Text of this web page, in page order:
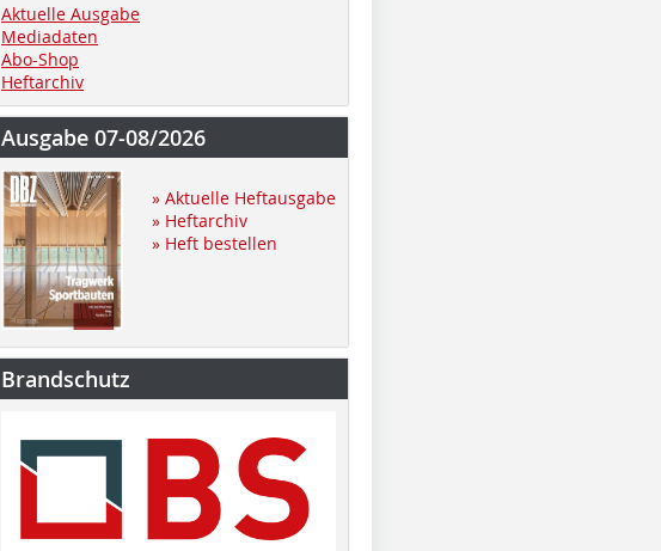
Aktuelle Ausgabe
Mediadaten
Abo-Shop
Heftarchiv
Ausgabe 07-08/2026
» Aktuelle Heftausgabe
» Heftarchiv
» Heft bestellen
Brandschutz